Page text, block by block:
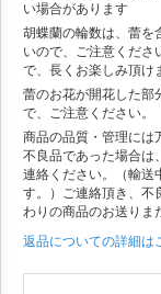
い場合があります
胡蝶蘭の輪数は、蕾を
いので、ご注意くださ
で、長くお楽しみ頂け
蕾のお花が開花した部
で、ご注意ください。
商品の品質・管理には
不良品であった場合は
連絡ください。（輸送
す。）ご連絡頂き、
わりの商品のお送りま
返品についての詳細は